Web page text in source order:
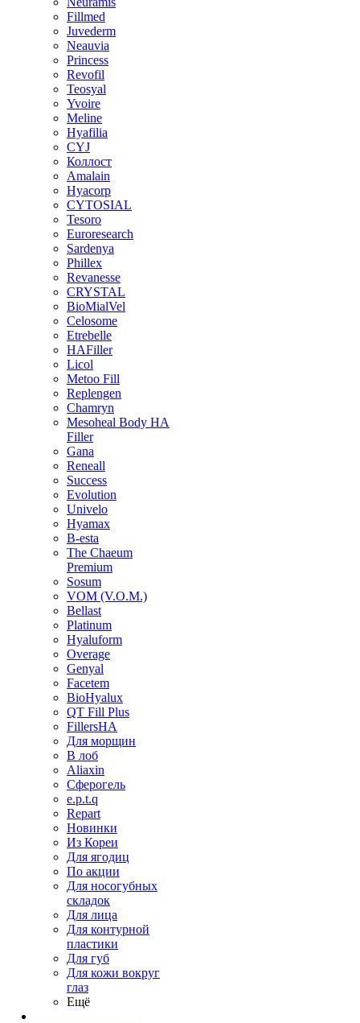
Fillmed
Juvederm
Neauvia
Princess
Revofil
Teosyal
Yvoire
Meline
Hyafilia
CYJ
Коллост
Amalain
Hyacorp
CYTOSIAL
Tesoro
Euroresearch
Sardenya
Phillex
Revanesse
CRYSTAL
BioMialVel
Celosome
Etrebelle
HAFiller
Licol
Metoo Fill
Replengen
Chamryn
Mesoheal Body HA
Filler
Gana
Reneall
Success
Evolution
Univelo
Hyamax
B-esta
The Chaeum
Premium
Sosum
VOM (V.O.M.)
Bellast
Platinum
Hyaluform
Overage
Genyal
Facetem
BioHyalux
QT Fill Plus
FillersHA
Для морщин
В лоб
Aliaxin
Сферогель
e.p.t.q
Repart
Новинки
Из Кореи
Для ягодиц
По акции
Для носогубных
складок
Для лица
Для контурной
пластики
Для губ
Для кожи вокруг
глаз
Ещё